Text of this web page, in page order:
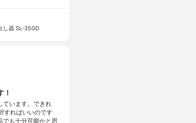
し器 SL-35GD
！
ています。できれ
すればいいのです
でも十分可能かと思